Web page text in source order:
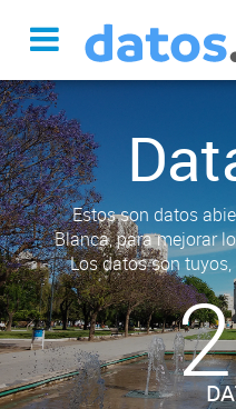
Estos son datos
Blanca, para mejorar
Los datos son